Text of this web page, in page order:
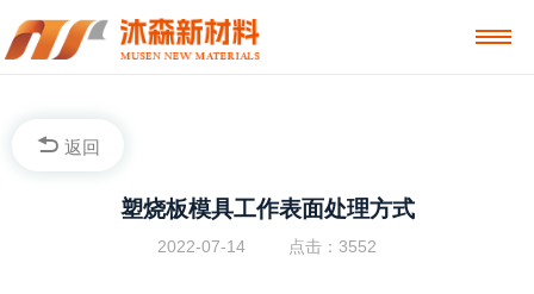
返回
塑烧板模具工作表面处理方式
2022-07-14 点击：3552